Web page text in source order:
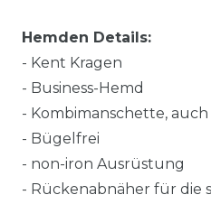
Hemden Details:
- Kent Kragen
- Business-Hemd
- Kombimanschette,
- Bügelfrei
- non-iron Ausrüstung
- Rückenabnäher für die